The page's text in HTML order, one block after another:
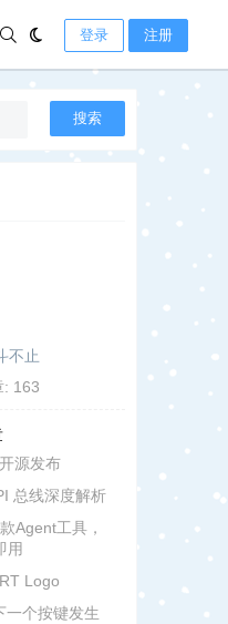
登录 注册
搜索
不止
: 163
源发布
总线深度解析
Agent工具，
用
Logo
一个按键发生